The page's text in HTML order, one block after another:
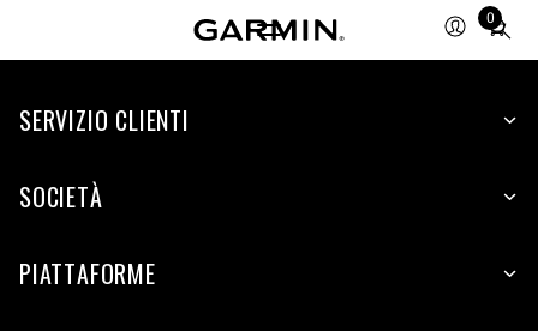
0
Total
items
cart:
SERVIZIO CLIENTI
SOCIETÀ
PIATTAFORME